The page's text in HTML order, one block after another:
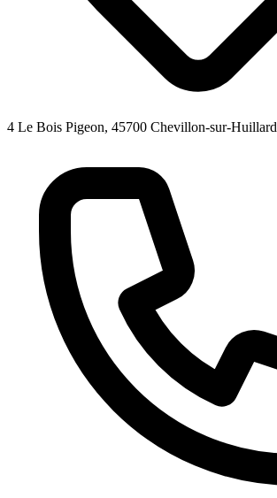
4 Le Bois Pigeon, 45700 Chevillon-sur-Huillard